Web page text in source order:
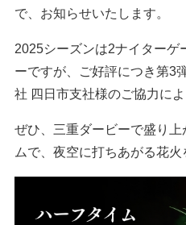
で、お知らせいたします。
2025シーズンは2ナイターゲ
ーですが、ご好評につき第3
社 四日市支社様のご協力に
ぜひ、三重ダービーで盛り
ムで、夜空に打ちあがる花火